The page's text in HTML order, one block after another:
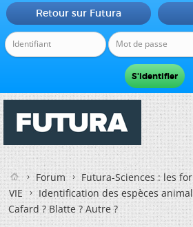
Retour sur Futura
Forum
Futura-Sciences : les
VIE
Identification des espèces
Cafard ? Blatte ? Autre ?